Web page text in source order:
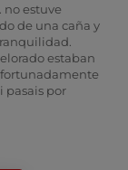
no estuve
de una caña y
estaban
pasais por